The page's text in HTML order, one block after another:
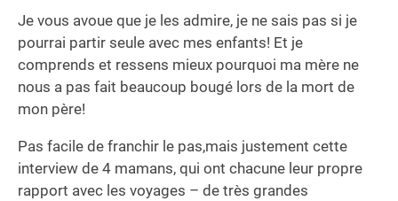
Je vous avoue que je les admire, je ne sais pas si je
pourrai partir seule avec mes enfants! Et je
comprends et ressens mieux pourquoi ma mère ne
nous a pas fait beaucoup bougé lors de la mort de
mon père!
Pas facile de franchir le pas,mais justement cette
interview de 4 mamans, qui ont chacune leur propre
rapport avec les voyages – de très grandes